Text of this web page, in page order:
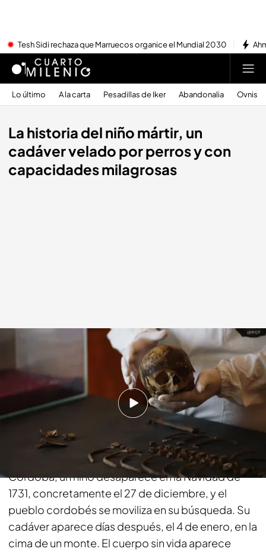
Tesh Sidi rechaza que Marruecos organice el Mundial 2030
Lo último A la carta Pesadillas de Iker Abandonalia Ovnis
La historia del niño mártir, un
cadáver velado por perros y con
capacidades milagrosas
03 DIC 2018 - 01:30h.
Compartir
Esta es la historia de Alonso Ruperto, o también
conocido como 'El niño mártir'. Puente Genil,
Córdoba, un niño desaparece en la Navidad de
1731, concretamente el 27 de diciembre, y el
pueblo cordobés se moviliza en su búsqueda. Su
cadáver aparece días después, el 4 de enero, en la
cima de un monte. El cuerpo sin vida aparece